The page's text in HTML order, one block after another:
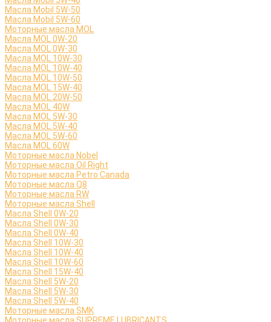
Масла Mobil 5W-50
Масла Mobil 5W-60
Моторные масла MOL
Масла MOL 0W-20
Масла MOL 0W-30
Масла MOL 10W-30
Масла MOL 10W-40
Масла MOL 10W-50
Масла MOL 15W-40
Масла MOL 20W-50
Масла MOL 40W
Масла MOL 5W-30
Масла MOL 5W-40
Масла MOL 5W-60
Масла MOL 60W
Моторные масла Nobel
Моторные масла Oil Right
Моторные масла Petro Canada
Моторные масла Q8
Моторные масла RW
Моторные масла Shell
Масла Shell 0W-20
Масла Shell 0W-30
Масла Shell 0W-40
Масла Shell 10W-30
Масла Shell 10W-40
Масла Shell 10W-60
Масла Shell 15W-40
Масла Shell 5W-20
Масла Shell 5W-30
Масла Shell 5W-40
Моторные масла SMK